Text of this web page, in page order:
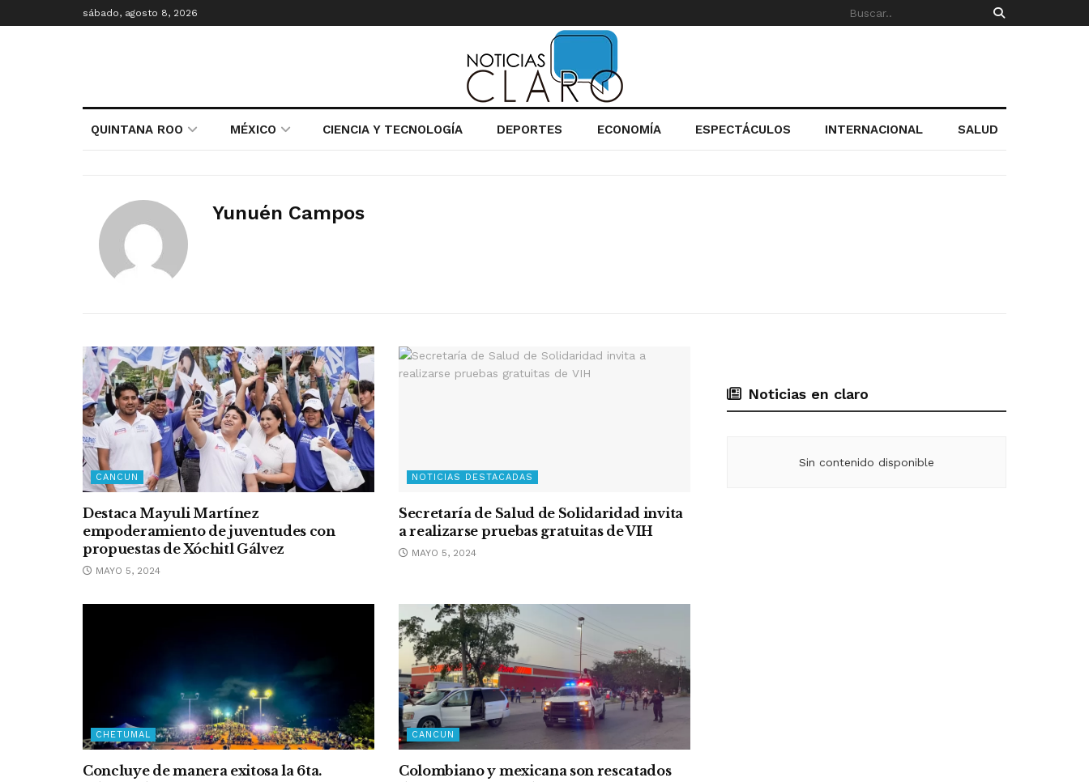
sábado, agosto 8, 2026
QUINTANA ROO MÉXICO CIENCIA Y TECNOLOGÍA DEPORTES ECONOMÍA ESPECTÁCULOS INTERNACIONAL SALUD
Yunuén Campos
CANCUN
Destaca Mayuli Martínez
empoderamiento de juventudes con
propuestas de Xóchitl Gálvez
MAYO 5, 2024
NOTICIAS DESTACADAS
Secretaría de Salud de Solidaridad invita
a realizarse pruebas gratuitas de VIH
MAYO 5, 2024
CHETUMAL
Concluye de manera exitosa la 6ta.
CANCUN
Colombiano y mexicana son rescatados
Noticias en claro
Sin contenido disponible